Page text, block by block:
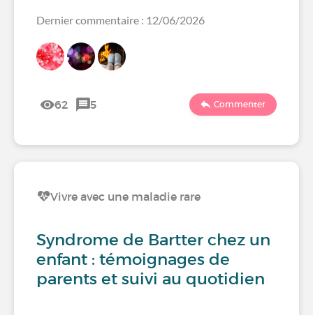
Dernier commentaire : 12/06/2026
62 5 Commenter
Vivre avec une maladie rare
Syndrome de Bartter chez un
enfant : témoignages de
parents et suivi au quotidien